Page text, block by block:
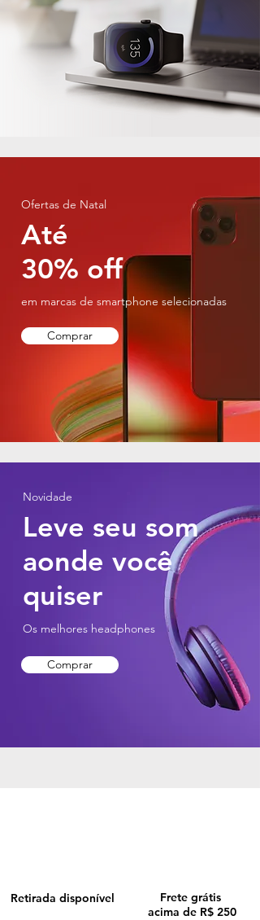
Ofertas de Natal
Até
30% off
em marcas de smartphone selecionadas
Comprar
Novidade
Leve seu som
aonde você
quiser
Os melhores headphones
Comprar
Retirada disponível
Frete grátis
acima de R$ 250